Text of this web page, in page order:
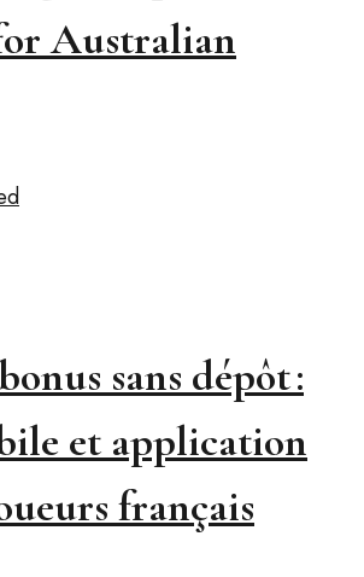
Australian
sans dépôt :
et application
français